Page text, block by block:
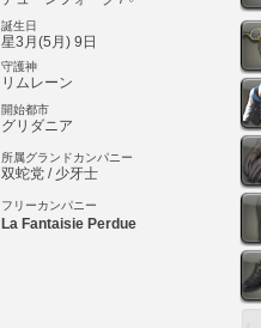
誕生日
星3月(5月) 9日
守護神
リムレーン
開始都市
グリダニア
所属グランドカンパニー
双蛇党 / 少牙士
フリーカンパニー
La Fantaisie Perdue